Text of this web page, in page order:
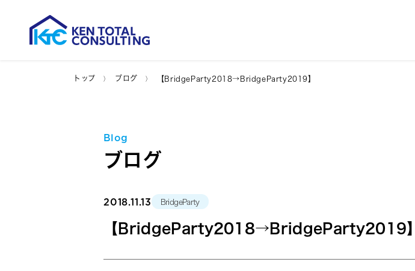
トップ ブログ 【BridgeParty2018→BridgeParty2019】
Blog
ブログ
2018.11.13 BridgeParty
【BridgeParty2018→BridgeParty2019】